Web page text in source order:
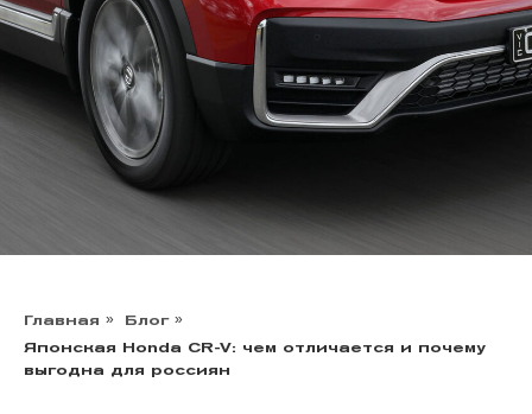
Главная » Блог »
Японская Honda CR-V: чем отличается и почему
выгодна для россиян